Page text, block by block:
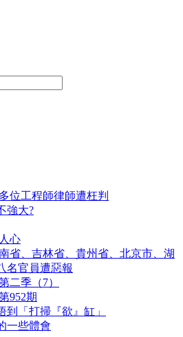
位工程師律師遭枉判
強大?
心
省、吉林省、貴州省、北京市、湖
名官員遭惡報
二季（7）
952期
「打掃『欲』缸」
一些體會